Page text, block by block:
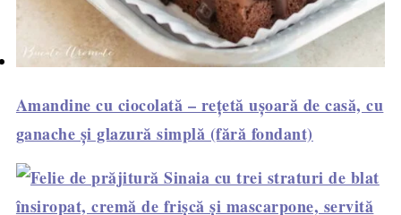
Amandine cu ciocolată – rețetă ușoară de casă, cu
ganache și glazură simplă (fără fondant)